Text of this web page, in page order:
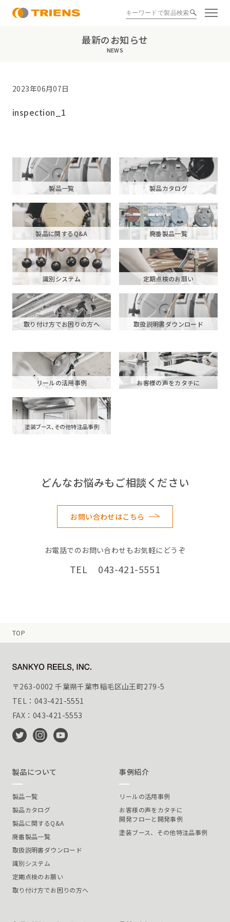
最新のお知らせ
NEWS
2023年06月07日
inspection_1
製品一覧 製品カタログ
製品に関するQ&A 廃番製品一覧
識別システム 定期点検のお願い
取り付け方でお困りの方へ 取扱説明書ダウンロード
リールの活用事例 お客様の声をカタチに
塗装ブース、その他特注品事例
どんなお悩みもご相談ください
お問い合わせはこちら
お電話でのお問い合わせもお気軽にどうぞ
TEL 043-421-5551
TOP
〒263-0002 千葉県千葉市稲毛区山王町279-5
TEL：043-421-5551
FAX：043-421-5553
製品について
製品一覧
製品カタログ
製品に関するQ&A
廃番製品一覧
取扱説明書ダウンロード
識別システム
定期点検のお願い
取り付け方でお困りの方へ
事例紹介
リールの活用事例
お客様の声をカタチに
開発フローと開発事例
塗装ブース、その他特注品事例